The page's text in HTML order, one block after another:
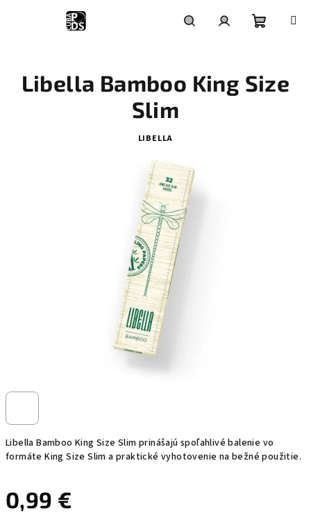
košík
Libella Bamboo King Size Slim prinášajú spoľahlivé balenie vo
formáte King Size Slim a praktické vyhotovenie na bežné použitie.
0,99 €
Libella Bamboo King Size
Slim
LIBELLA